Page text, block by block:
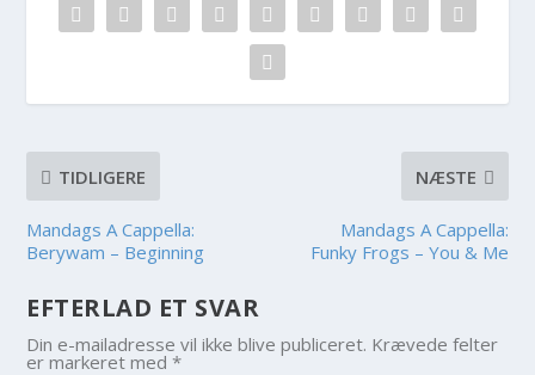
TIDLIGERE
Mandags A Cappella:
Berywam – Beginning
NÆSTE
Mandags A Cappella:
Funky Frogs – You & Me
EFTERLAD ET SVAR
Din e-mailadresse vil ikke blive publiceret. Krævede felter
er markeret med*